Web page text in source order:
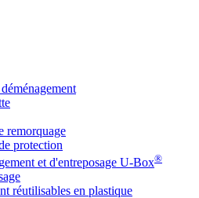
remorquage
protection
et d'entreposage U-Box®
réutilisables en plastique